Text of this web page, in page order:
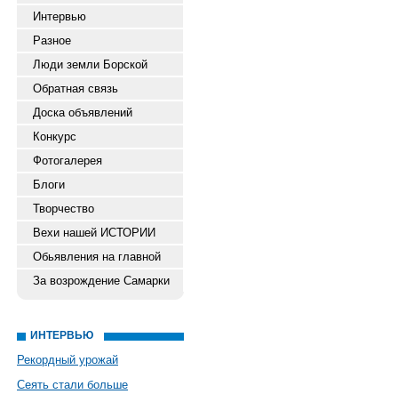
Интервью
Разное
Люди земли Борской
Обратная связь
Доска объявлений
Конкурс
Фотогалерея
Блоги
Творчество
Вехи нашей ИСТОРИИ
Обьявления на главной
За возрождение Самарки
ИНТЕРВЬЮ
Рекордный урожай
Сеять стали больше